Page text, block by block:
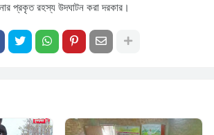
প্রকৃত রহস্য উদঘাটন করা দরকার।